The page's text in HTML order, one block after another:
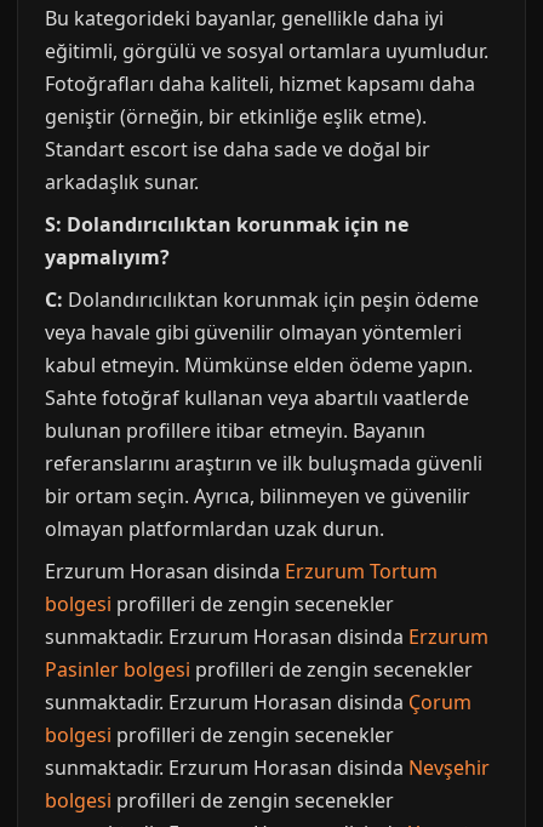
Bu kategorideki bayanlar, genellikle daha iyi
eğitimli, görgülü ve sosyal ortamlara uyumludur.
Fotoğrafları daha kaliteli, hizmet kapsamı daha
geniştir (örneğin, bir etkinliğe eşlik etme).
Standart escort ise daha sade ve doğal bir
arkadaşlık sunar.
S: Dolandırıcılıktan korunmak için ne
yapmalıyım?
C: Dolandırıcılıktan korunmak için peşin ödeme
veya havale gibi güvenilir olmayan yöntemleri
kabul etmeyin. Mümkünse elden ödeme yapın.
Sahte fotoğraf kullanan veya abartılı vaatlerde
bulunan profillere itibar etmeyin. Bayanın
referanslarını araştırın ve ilk buluşmada güvenli
bir ortam seçin. Ayrıca, bilinmeyen ve güvenilir
olmayan platformlardan uzak durun.
Erzurum Horasan disinda Erzurum Tortum
bolgesi profilleri de zengin secenekler
sunmaktadir. Erzurum Horasan disinda Erzurum
Pasinler bolgesi profilleri de zengin secenekler
sunmaktadir. Erzurum Horasan disinda Çorum
bolgesi profilleri de zengin secenekler
sunmaktadir. Erzurum Horasan disinda Nevşehir
bolgesi profilleri de zengin secenekler